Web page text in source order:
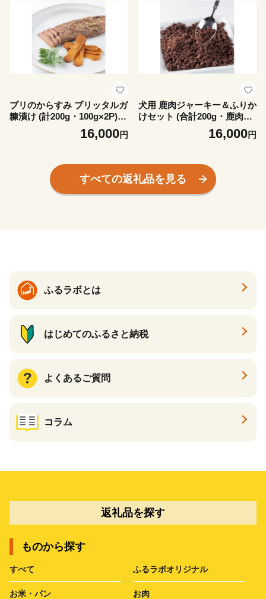
【大分県畜産公社】
ブリのからすみ ブリッタルガ
糠漬け (計200g・100g×2P)
からすみ ボッタルガ 小分け
鰤 真子 魚卵 魚介 おつまみ
16,000円
犬用 鹿肉ジャーキー＆ふりか
けセット (合計200g・鹿肉ジ
ャーキー50g×2・鹿肉ふりか
け50g×2) ペットフード ドッ
4】【オートモズフィッシュ
アンドファーム】
16,000円
すべての返礼品を見る
ふるラボとは
はじめてのふるさと納税
よくあるご質問
コラム
返礼品を探す
ものから探す
すべて ふるラボオリジナル
お米・パン お肉